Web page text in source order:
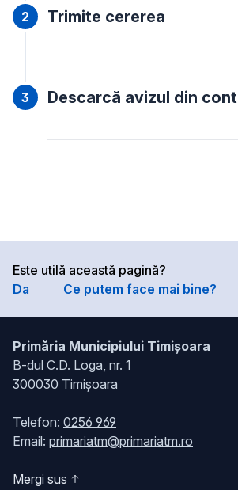
Trimite cererea
Descarcă avizul din
Este utilă această pagină?
Da
Ce putem face mai bine?
Primăria Municipiului Timișoara
B-dul C.D. Loga, nr. 1
300030 Timișoara
Telefon: 0256 969
Email: primariatm@primariatm.ro
Mergi sus